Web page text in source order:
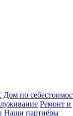
Дом по
Ремонт и
Наши партнёры